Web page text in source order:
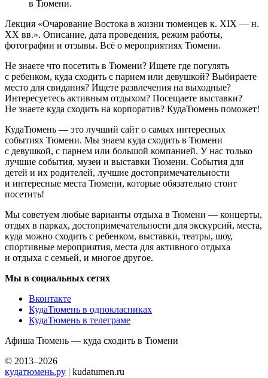
в Тюмени.
Лекция «Очарование Востока в жизни тюменцев к. XIX — н.
XX вв.». Описание, дата проведения, режим работы,
фотографии и отзывы. Всё о мероприятиях Тюмени.
Не знаете что посетить в Тюмени? Ищете где погулять
с ребенком, куда сходить с парнем или девушкой? Выбираете
место для свидания? Ищете развлечения на выходные?
Интересуетесь активным отдыхом? Посещаете выставки?
Не знаете куда сходить на корпоратив? КудаТюмень поможет!
КудаТюмень — это лучший сайт о самых интересных
событиях Тюмени. Мы знаем куда сходить в Тюмени
с девушкой, с парнем или большой компанией. У нас только
лучшие события, музеи и выставки Тюмени. События для
детей и их родителей, лучшие достопримечательности
и интересные места Тюмени, которые обязательно стоит
посетить!
Мы советуем любые варианты отдыха в Тюмени — концерты,
отдых в парках, достопримечательности для экскурсий, места,
куда можно сходить с ребенком, выставки, театры, шоу,
спортивные мероприятия, места для активного отдыха
и отдыха с семьей, и многое другое.
Мы в социальных сетях
Вконтакте
КудаТюмень в однокласниках
КудаТюмень в телеграме
Афиша Тюмень — куда сходить в Тюмени
© 2013–2026
кудатюмень.ру | kudatumen.ru